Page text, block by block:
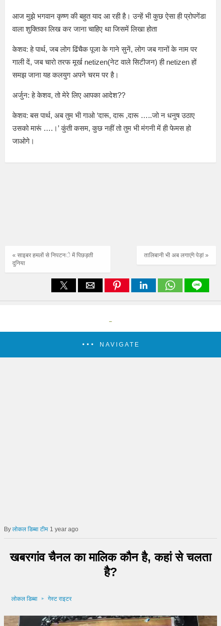
आज मुझे भगवान कृष्ण की बहुत याद आ रही है। उन्हें भी कुछ ऐसा ही प्रोपगेंडा
वाला शुक्तिका लिख कर जाना चाहिए था जिसमें लिखा होता
केशव: हे पार्थ, जब लोग ढिंचैक पूजा के गाने सुनें, लोग जब गानों के नाम पर
गाली दें, जब चारो तरफ मूर्ख netizen(नेट वाले सिटीजन) ही netizen हों
समझ जाना यह कलयुग अपने चरम पर है।
अर्जुन: हे केशव, तो मेरे लिए आपका आदेश??
केशव: बस पार्थ, अब तुम भी गाओ ‘दारू, दारू ,दारू …..जो न धनुष उठाए
उसको मारूं ….।’ कुंती कसम, कुछ नहीं तो तुम भी मंगनी में ही फेमस हो
जाओगे।
तालिबानी भी अब लगाएंगे पेड़! »
« साइबर हमलों से निपटने में पिछड़ती
दुनिया